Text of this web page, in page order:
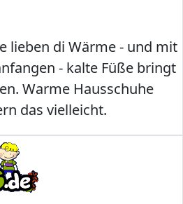
lieben di Wärme - und mit
- kalte Füße bringt
Warme Hausschuhe
das vielleicht.